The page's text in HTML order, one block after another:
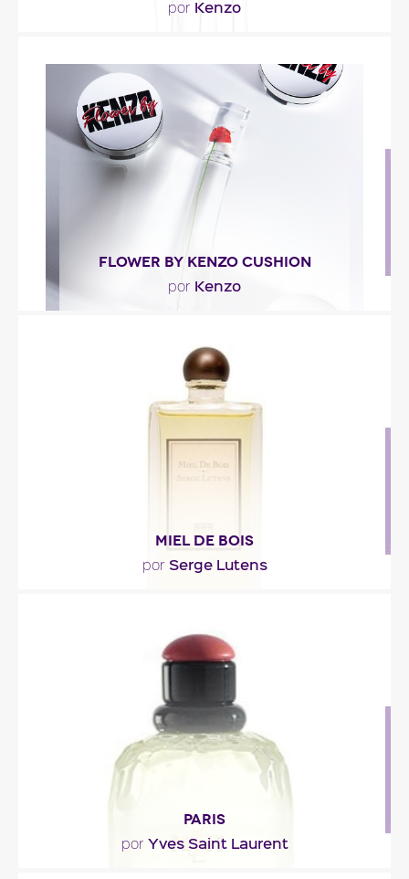
por Kenzo
"Flower by Kenzo es floral-sensual, con una nota
de corazón intensa, caracterizada por la violeta..."
Descripción del perfume
FLOWER BY KENZO CUSHION
por Kenzo
""
Descripción del perfume
MIEL DE BOIS
por Serge Lutens
las manos: el ébano, seguido del gaiac y de la..."
Descripción del perfume
PARIS
por Yves Saint Laurent